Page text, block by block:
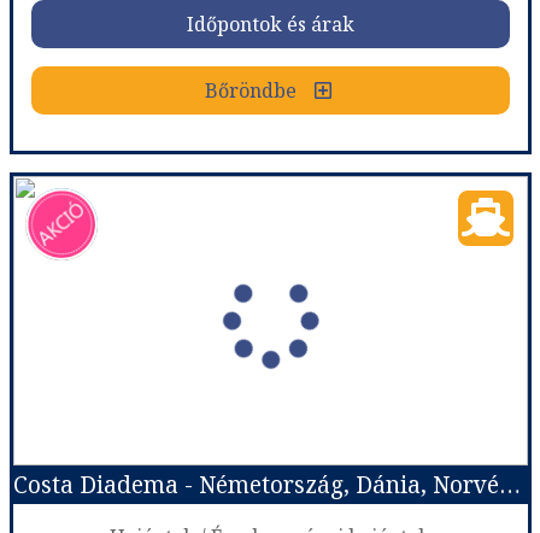
Időpontok és árak
Bőröndbe
Costa Favolosa - Németország, Nagy-Britannia, Franciaország
Észak-európai hajóutak
Utazás módja:Hajó
Ellátás:Teljes ellátás
Szálláskategória:Hajó kabin
Costa ár, The Interior (I1), 2 felnőtt
Időpont: 2026-11-08 | 4 éj Costa Diadema - Németország, Dánia, Norvégia, Franciaország